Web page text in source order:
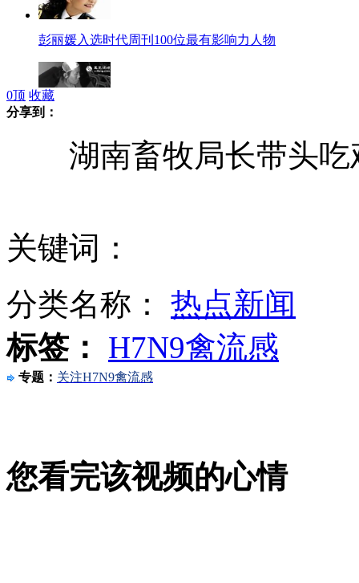
彭丽媛入选时代周刊100位最有影响力人物
网曝西安宝马车主殴打保洁员
得州爆炸目击者：这是一生中见到最糟糕的事
歼十训练发生故障 飞行员放弃跳伞滑行迫降
韩外交部称朝所提要求“不合逻辑”
0顶 收藏
分享到：
湖南畜牧局长带头吃
关键词：
分类名称： 热点新闻
标签：
H7N9禽流感
专题： 关注H7N9禽流感
您看完该视频的心情